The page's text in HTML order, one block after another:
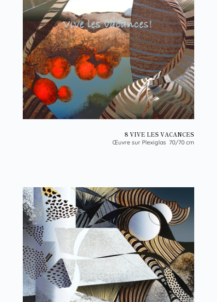
8 VIVE LES VACANCES
Œuvre sur Plexiglas 70/70 cm